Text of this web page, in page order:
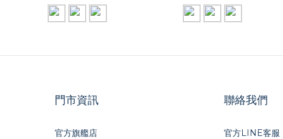
門市資訊
官方旗艦店
聯絡我們
官方LINE客服